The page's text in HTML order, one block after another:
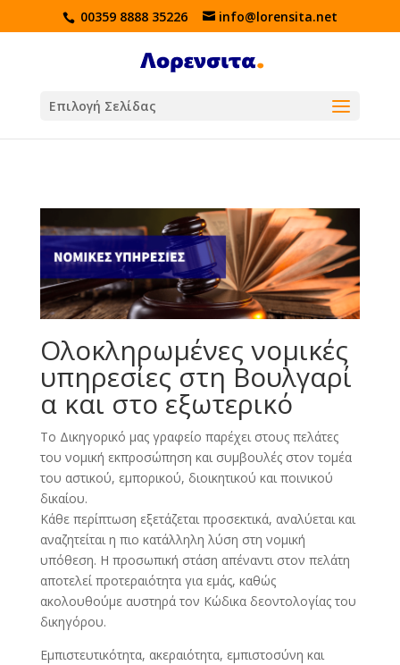
00359 8888 35226 info@lorensita.net
Επιλογή Σελίδας
Ολοκληρωμένες νομικές
υπηρεσίες στη Βουλγαρί
α και στο εξωτερικό
Το Δικηγορικό μας γραφείο παρέχει στους πελάτες
του νομική εκπροσώπηση και συμβουλές στον τομέα
του αστικού, εμπορικού, διοικητικού και ποινικού
δικαίου.
Κάθε περίπτωση εξετάζεται προσεκτικά, αναλύεται και
αναζητείται η πιο κατάλληλη λύση στη νομική
υπόθεση. Η προσωπική στάση απέναντι στον πελάτη
αποτελεί προτεραιότητα για εμάς, καθώς
ακολουθούμε αυστηρά τον Κώδικα δεοντολογίας του
δικηγόρου.
Εμπιστευτικότητα, ακεραιότητα, εμπιστοσύνη και